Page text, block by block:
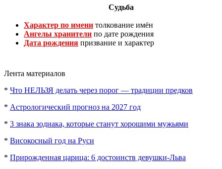
Судьба
Характер по имени толкование имён
Ангелы хранители по дате рождения
Дата рождения призвание и характер
Лента материалов
* Что НЕЛЬЗЯ делать через порог — традиции предков
* Астрологический прогноз на 2027 год
* 3 знака зодиака, которые станут хорошими мужьями
* Високосный год на Руси
* Прирожденная царица: 6 достоинств девушки-Льва